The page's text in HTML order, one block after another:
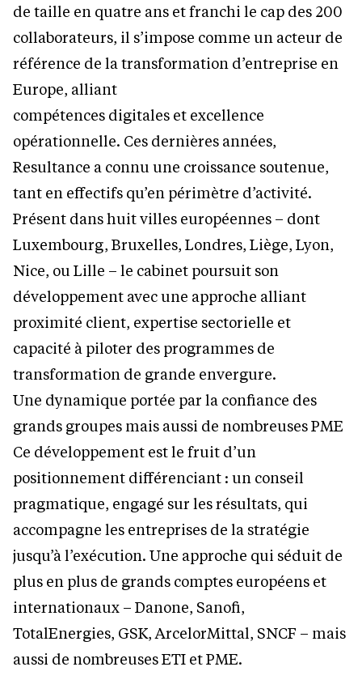
de taille en quatre ans et franchi le cap des 200
collaborateurs, il s’impose comme un acteur de
référence de la transformation d’entreprise en
Europe, alliant
compétences digitales et excellence
opérationnelle. Ces dernières années,
Resultance a connu une croissance soutenue,
tant en effectifs qu’en périmètre d’activité.
Présent dans huit villes européennes – dont
Luxembourg, Bruxelles, Londres, Liège, Lyon,
Nice, ou Lille – le cabinet poursuit son
développement avec une approche alliant
proximité client, expertise sectorielle et
capacité à piloter des programmes de
transformation de grande envergure.
Une dynamique portée par la confiance des
grands groupes mais aussi de nombreuses PME
Ce développement est le fruit d’un
positionnement différenciant : un conseil
pragmatique, engagé sur les résultats, qui
accompagne les entreprises de la stratégie
jusqu’à l’exécution. Une approche qui séduit de
plus en plus de grands comptes européens et
internationaux – Danone, Sanofi,
TotalEnergies, GSK, ArcelorMittal, SNCF – mais
aussi de nombreuses ETI et PME.